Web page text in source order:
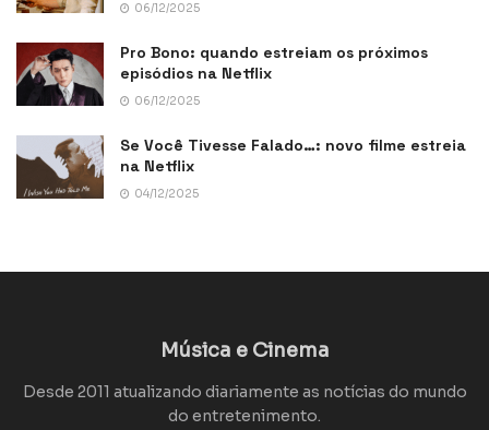
06/12/2025
Pro Bono: quando estreiam os próximos
episódios na Netflix
06/12/2025
Se Você Tivesse Falado…: novo filme estreia
na Netflix
04/12/2025
Música e Cinema
Desde 2011 atualizando diariamente as notícias do mundo
do entretenimento.